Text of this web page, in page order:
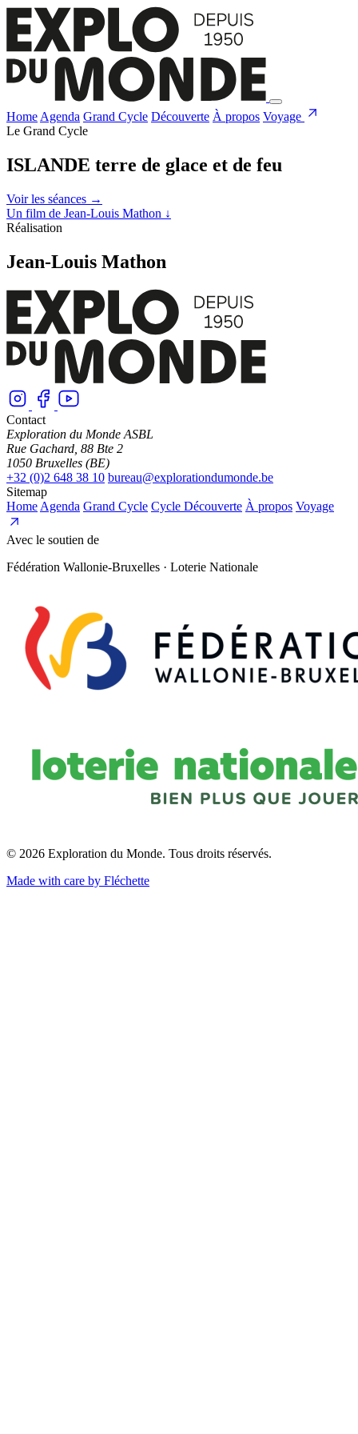
Home Agenda Grand Cycle Découverte À propos Voyage
Le Grand Cycle
ISLANDE terre de glace et de feu
Voir les séances →
Un film de Jean-Louis Mathon ↓
Réalisation
Jean-Louis Mathon
Contact
Exploration du Monde ASBL
Rue Gachard, 88 Bte 2
1050 Bruxelles (BE)
+32 (0)2 648 38 10 bureau@explorationdumonde.be
Sitemap
Home Agenda Grand Cycle Cycle Découverte À propos Voyage
Avec le soutien de
Fédération Wallonie-Bruxelles · Loterie Nationale
© 2026 Exploration du Monde. Tous droits réservés.
Made with care by Fléchette